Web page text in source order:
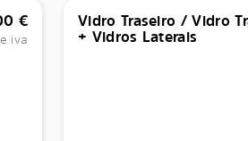
€
iva
Vidro Traseiro / Vidro
+ Vidros Laterais